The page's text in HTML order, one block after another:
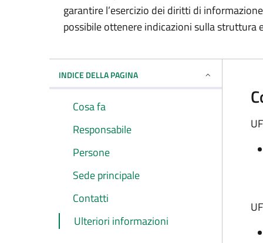
garantire l’esercizio dei diritti di
possibile ottenere indicazioni sulla struttura
INDICE DELLA PAGINA
Cosa fa
Responsabile
Persone
Sede principale
Contatti
Ulteriori informazioni